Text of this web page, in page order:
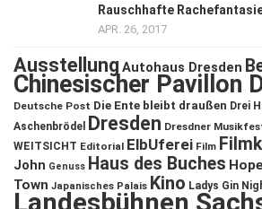
Rauschhafte
APR. 26, 2017
Ausstellung Autohaus Dresden
Chinesischer Pavillon
Deutsche Post Die Ente bleibt draußen Drei
Aschenbrödel
Dresden Dresdner
WEITSICHT Editorial ElbUferei Film
John Genuss Haus des Buches
Town Japanisches Palais Kino Ladys Gin